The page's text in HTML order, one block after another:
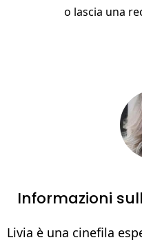
o lascia una
Informazioni
Livia è una cinefila